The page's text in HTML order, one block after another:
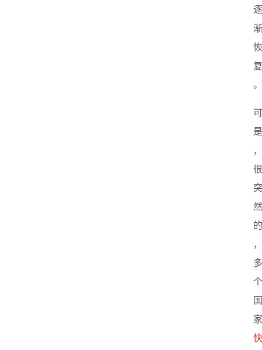
逐
渐
恢
复
。
可
是
，
很
突
然
的
，
多
个
国
家
快